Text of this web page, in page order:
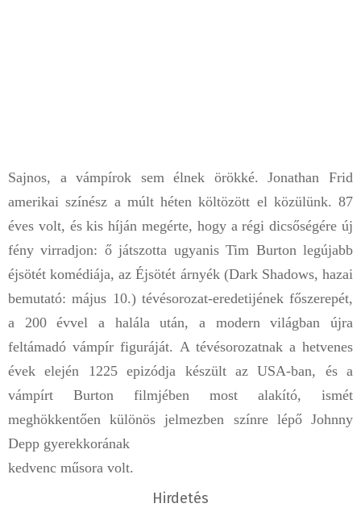
Sajnos, a vámpírok sem élnek örökké. Jonathan Frid
amerikai színész a múlt héten költözött el közülünk. 87
éves volt, és kis híján megérte, hogy a régi dicsőségére új
fény virradjon: ő játszotta ugyanis Tim Burton legújabb
éjsötét komédiája, az Éjsötét árnyék (Dark Shadows, hazai
bemutató: május 10.) tévésorozat-eredetijének főszerepét,
a 200 évvel a halála után, a modern világban újra
feltámadó vámpír figuráját. A tévésorozatnak a hetvenes
évek elején 1225 epizódja készült az USA-ban, és a
vámpírt Burton filmjében most alakító, ismét
meghökkentően különös jelmezben színre lépő Johnny
Depp gyerekkorának
kedvenc műsora volt.
Hirdetés